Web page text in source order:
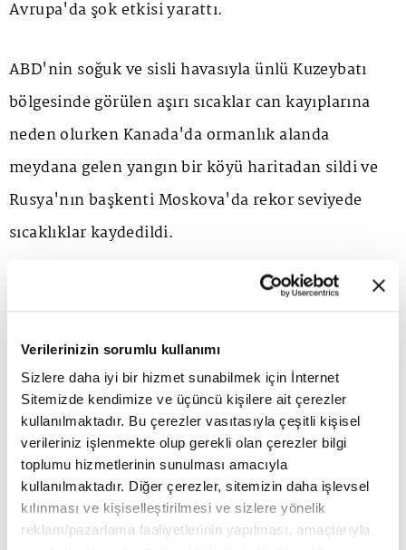
Verilerinizin sorumlu kullanımı
Sizlere daha iyi bir hizmet sunabilmek için İnternet
Sitemizde kendimize ve üçüncü kişilere ait çerezler
kullanılmaktadır. Bu çerezler vasıtasıyla çeşitli kişisel
verileriniz işlenmekte olup gerekli olan çerezler bilgi
toplumu hizmetlerinin sunulması amacıyla
kullanılmaktadır. Diğer çerezler, sitemizin daha işlevsel
kılınması ve kişiselleştirilmesi ve sizlere yönelik
reklam/pazarlama faaliyetlerinin yapılması, amaçlarıyla
Avrupa'da şok etkisi yarattı.
ABD'nin soğuk ve sisli havasıyla ünlü Kuzeybatı
bölgesinde görülen aşırı sıcaklar can kayıplarına
neden olurken Kanada'da ormanlık alanda
meydana gelen yangın bir köyü haritadan sildi ve
Rusya'nın başkenti Moskova'da rekor seviyede
sıcaklıklar kaydedildi.
UZMANLARDAN, 'ÖLÜMCÜL VE OLDUKÇA
KALINABİLİR' UYARISI
CBC'nin haberine göre, ABD'den bir grup orman ve
çevre uzmanı, Kanada'nın batı bölgesinde yaşanan
yıkıcı orman yangınlarının neden olacağı olası
tehditleri acilen ele alması veya "ölümcül ve